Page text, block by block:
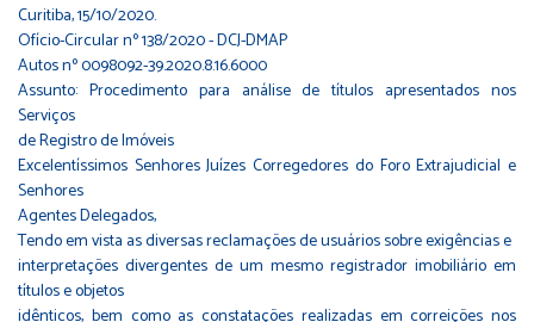
Curitiba, 15/10/2020.
Ofício-Circular nº 138/2020 - DCJ-DMAP
Autos nº 0098092-39.2020.8.16.6000
Assunto: Procedimento para análise de títulos apresentados nos
Serviços
de Registro de Imóveis
Excelentíssimos Senhores Juízes Corregedores do Foro Extrajudicial e
Senhores
Agentes Delegados,
Tendo em vista as diversas reclamações de usuários sobre exigências e
interpretações divergentes de um mesmo registrador imobiliário em
títulos e objetos
idênticos, bem como as constatações realizadas em correições nos